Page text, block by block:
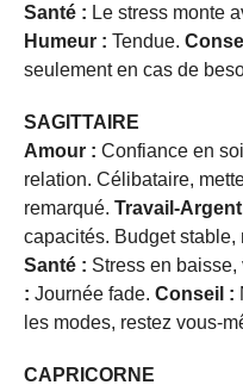
Santé : Le stress monte
Humeur : Tendue.
seulement en cas de
SAGITTAIRE
Amour : Confiance en
relation. Célibataire,
remarqué. Travail-
capacités. Budget
Santé : Stress en baisse,
: Journée fade. Conseil :
les modes, restez vous-
CAPRICORNE